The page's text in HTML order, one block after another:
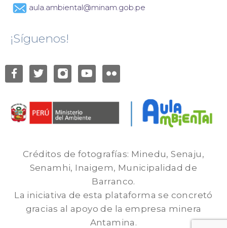
aula.ambiental@minam.gob.pe
¡Síguenos!
Créditos de fotografías: Minedu, Senaju,
Senamhi, Inaigem, Municipalidad de
Barranco.
La iniciativa de esta plataforma se concretó
gracias al apoyo de la empresa minera
Antamina.